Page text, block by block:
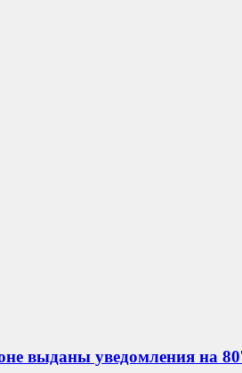
выданы уведомления на